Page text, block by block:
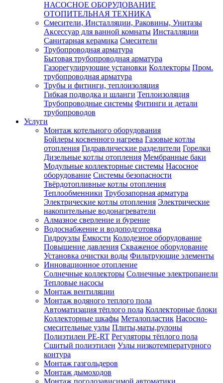
НАСОСНОЕ ОБОРУДОВАНИЕ
ОТОПИТЕЛЬНАЯ ТЕХНИКА
Смесители, Инсталляции, Раковины, Унитазы
Аксессуар для ванной комнаты Инсталляции
Санитарная керамика Смесители
Трубопроводная арматура
Бытовая трубопроводная арматура
Газорегулирующие установки Коллекторы Пром.
трубопроводная арматура
Трубы и фитинги, теплоизоляция
Гибкая подводка и шланги Теплоизоляция
Трубопроводные системы Фитинги и детали
трубопроводов
Услуги
Монтаж котельного оборудования
Бойлеры косвенного нагрева Газовые котлы
отопления Гидравлические разделители Горелки
Дизельные котлы отопления Мембранные баки
Модульные коллекторные системы Насосное
оборудование Системы безопасности
Твёрдотопливные котлы отопления
Теплообменники Трубозапорная арматура
Электрические котлы отопления Электрические
накопительные водонагреватели
Алмазное сверление и бурение
Водоснабжение и водоподготовка
Гидроузлы Ёмкости Колодезное оборудование
Повышение давления Скваженое оборудование
Установка очистки воды Фильтрующие элементы
Инновационное отопление
Солнечные коллекторы Солнечные электропанели
Тепловые насосы
Монтаж вентиляции
Монтаж водяного теплого пола
Автоматизация тёплого пола Коллекторные блоки
Коллекторные шкафы Металопластик Насосно-
смесительные узлы Плиты,маты,рулоны
Полиэтилен PE-RT Регуляторы тёплого пола
Сшитый полиэтилен Узлы низкотемпературного
контура
Монтаж газгольдеров
Монтаж дымоходов
Монтаж погодозависимой автоматики